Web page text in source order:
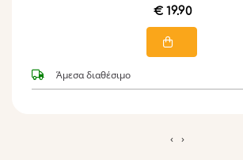
€ 19.90
Άμεσα διαθέσιμο
‹ ›